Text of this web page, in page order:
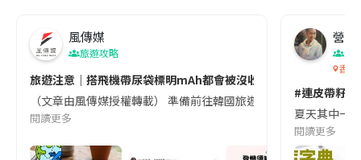
風傳媒
旅遊攻略
旅遊注意｜搭飛機帶尿袋標明mAh都會被沒收😱出發前切記檢查
（文章由風傳媒授權轉載） 準備前往韓國旅遊的民眾，近期要
閱讀更多
營養
香港
#連皮帶籽
夏天其中一
閱讀更多